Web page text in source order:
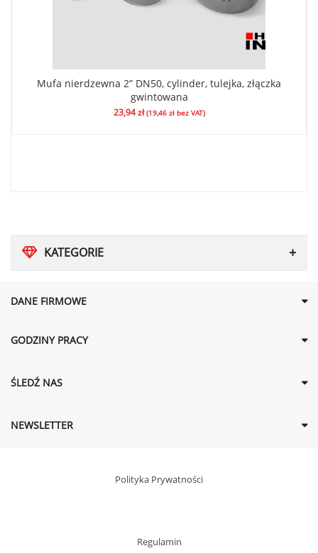
KATEGORIE
Mufa nierdzewna 2” DN50, cylinder, tulejka, złączka
gwintowana
23,94zł (19,46 złbez VAT)
DANE FIRMOWE
GODZINY PRACY
ŚLEDŹ NAS
NEWSLETTER
Polityka Prywatności
Regulamin